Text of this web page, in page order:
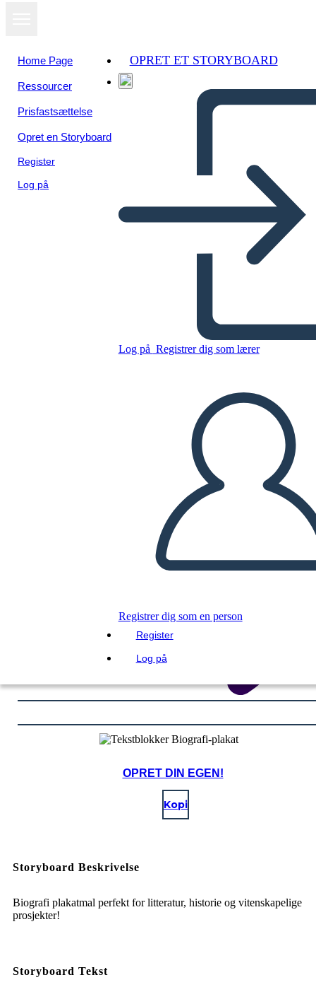
Home Page
Ressourcer
Prisfastsættelse
Opret en Storyboard
Register
Log på
OPRET ET STORYBOARD
Log på Registrer dig som lærer
Registrer dig som en person
Register
Log på
Kopier dette storyboard
LAVE ET STORYBOARD
LÆS FOR MIG
OPRET DIN EGEN!
Kopi
Storyboard Beskrivelse
Biografi plakatmal perfekt for litteratur, historie og vitenskapelige
prosjekter!
Storyboard Tekst